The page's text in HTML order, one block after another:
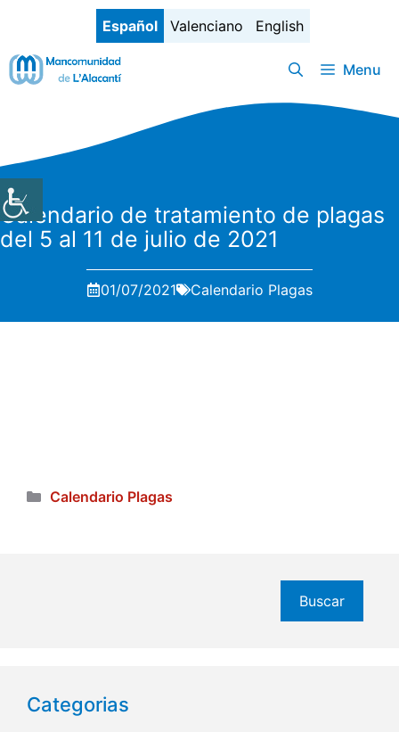
contenido
Español Valenciano English
Menu
Calendario de tratamiento de plagas
del 5 al 11 de julio de 2021
01/07/2021 Calendario Plagas
Categorías
Calendario Plagas
Buscar
Categorias